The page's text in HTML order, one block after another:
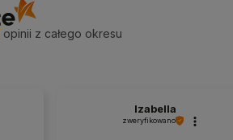
opinii z całego okresu
Izabella
zweryfikowano